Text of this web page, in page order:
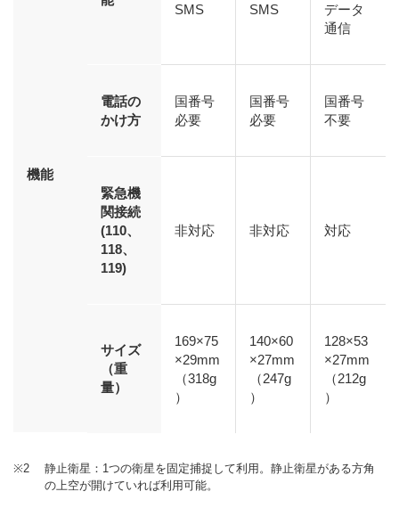
機能
SMS SMS
データ
通信
電話の
かけ方
国番号
必要
国番号
必要
国番号
不要
緊急機
関接続
(110、
118、
119)
非対応 非対応 対応
サイズ
（重
量）
169×75
×29mm
（318g
）
140×60
×27mm
（247g
）
128×53
×27mm
（212g
）
※2
静止衛星：1つの衛星を固定捕捉して利用。静止衛星がある方角
の上空が開けていれば利用可能。